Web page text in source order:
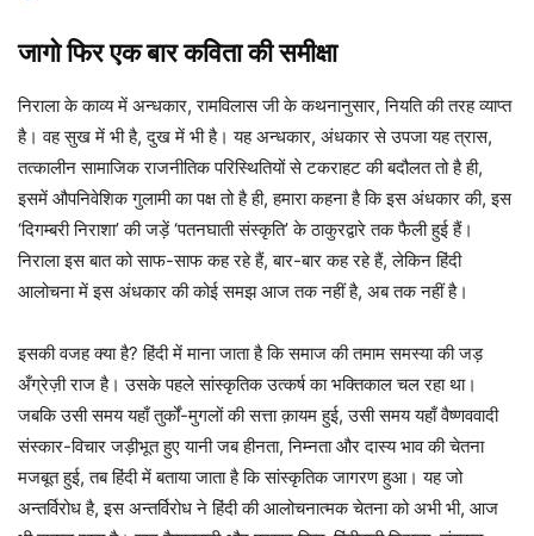
जागो फिर एक बार कविता की समीक्षा
निराला के काव्य में अन्धकार, रामविलास जी के कथनानुसार, नियति की तरह व्याप्त
है। वह सुख में भी है, दुख में भी है। यह अन्धकार, अंधकार से उपजा यह त्रास,
तत्कालीन सामाजिक राजनीतिक परिस्थितियों से टकराहट की बदौलत तो है ही,
इसमें औपनिवेशिक गुलामी का पक्ष तो है ही, हमारा कहना है कि इस अंधकार की, इस
‘दिगम्बरी निराशा’ की जड़ें ‘पतनघाती संस्कृति’ के ठाकुरद्वारे तक फैली हुई हैं।
निराला इस बात को साफ-साफ कह रहे हैं, बार-बार कह रहे हैं, लेकिन हिंदी
आलोचना में इस अंधकार की कोई समझ आज तक नहीं है, अब तक नहीं है।
इसकी वजह क्या है? हिंदी में माना जाता है कि समाज की तमाम समस्या की जड़
अँग्रेज़ी राज है। उसके पहले सांस्कृतिक उत्कर्ष का भक्तिकाल चल रहा था।
जबकि उसी समय यहाँ तुर्कों-मुगलों की सत्ता क़ायम हुई, उसी समय यहाँ वैष्णववादी
संस्कार-विचार जड़ीभूत हुए यानी जब हीनता, निम्नता और दास्य भाव की चेतना
मजबूत हुई, तब हिंदी में बताया जाता है कि सांस्कृतिक जागरण हुआ। यह जो
अन्तर्विरोध है, इस अन्तर्विरोध ने हिंदी की आलोचनात्मक चेतना को अभी भी, आज